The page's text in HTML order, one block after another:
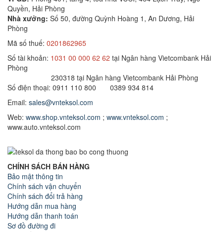
Quyền, Hải Phòng
Nhà xưởng: Số 50, đường Quỳnh Hoàng 1, An Dương, Hải
Phòng
Mã số thuế: 0201862965
Số tài khoản: 1031 00 000 62 62 tại Ngân hàng Vietcombank Hải
Phòng
230318 tại Ngân hàng Vietcombank Hải Phòng
Số điện thoại: 0911 110 800 0389 934 814
Email: sales@vnteksol.com
Web: www.shop.vnteksol.com ; www.vnteksol.com ;
www.auto.vnteksol.com
CHÍNH SÁCH BÁN HÀNG
Bảo mật thông tin
Chính sách vận chuyển
Chính sách đổi trả hàng
Hướng dẫn mua hàng
Hướng dẫn thanh toán
Sơ đồ đường đi